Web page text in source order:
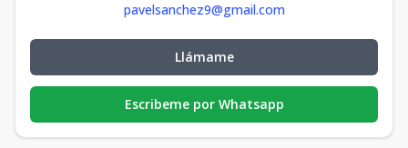
pavelsanchez9@gmail.com
Llámame
Escribeme por Whatsapp